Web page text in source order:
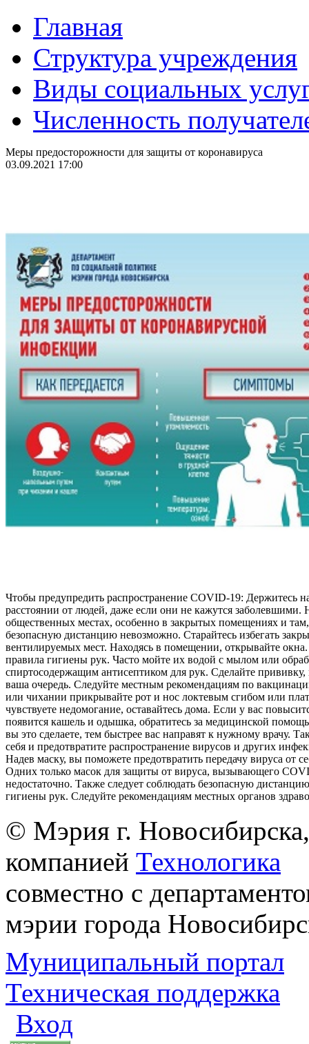
Главная
Структура учреждения
Виды социальных
Численность
Меры предосторожности для защиты от коронавируса
03.09.2021 17:00
Чтобы предупредить распространение COVID-19: Держитесь
расстоянии от людей, даже если они не кажутся заболевшими.
общественных местах, особенно в закрытых помещениях и там,
безопасную дистанцию невозможно. Старайтесь избегать
вентилируемых мест. Находясь в помещении, открывайте
правила гигиены рук. Часто мойте их водой с мылом или
спиртосодержащим антисептиком для рук. Сделайте прививку,
ваша очередь. Следуйте местным рекомендациям по
или чихании прикрывайте рот и нос локтевым сгибом или
чувствуете недомогание, оставайтесь дома. Если у вас
появится кашель и одышка, обратитесь за медицинской
вы это сделаете, тем быстрее вас направят к нужному врачу.
себя и предотвратите распространение вирусов и других
Надев маску, вы поможете предотвратить передачу вируса от
Одних только масок для защиты от вируса, вызывающего
недостаточно. Также следует соблюдать безопасную
гигиены рук. Следуйте рекомендациям местных органов
© Мэрия г.
компанией Технологика
совместно с
мэрии города
Муниципальный портал
Техническая поддержка
Вход